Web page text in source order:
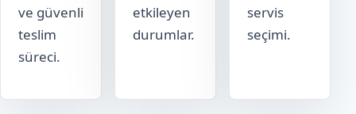
ve güvenli
teslim
süreci.
etkileyen
durumlar.
servis
seçimi.